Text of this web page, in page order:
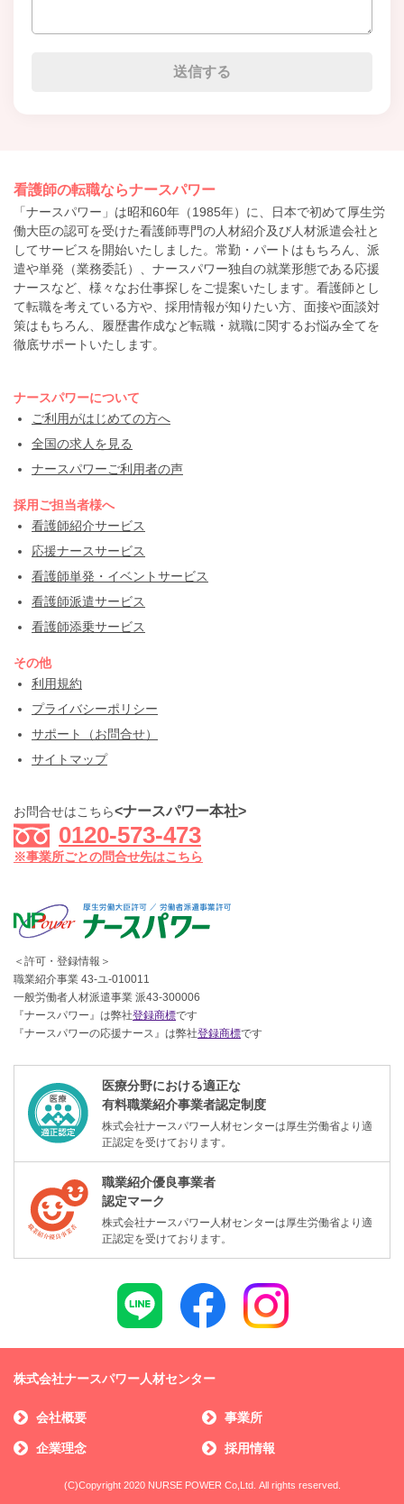
看護師の転職ならナースパワー
「ナースパワー」は昭和60年（1985年）に、日本で初めて厚生労
働大臣の認可を受けた看護師専門の人材紹介及び人材派遣会社と
してサービスを開始いたしました。常勤・パートはもちろん、派
遣や単発（業務委託）、ナースパワー独自の就業形態である応援
ナースなど、様々なお仕事探しをご提案いたします。看護師とし
て転職を考えている方や、採用情報が知りたい方、面接や面談対
策はもちろん、履歴書作成など転職・就職に関するお悩み全てを
徹底サポートいたします。
ナースパワーについて
ご利用がはじめての方へ
全国の求人を見る
ナースパワーご利用者の声
採用ご担当者様へ
看護師紹介サービス
応援ナースサービス
看護師単発・イベントサービス
看護師派遣サービス
看護師添乗サービス
その他
利用規約
プライバシーポリシー
サポート（お問合せ）
サイトマップ
お問合せはこちら<ナースパワー本社>
0120-573-473
※事業所ごとの問合せ先はこちら
＜許可・登録情報＞
職業紹介事業 43-ユ-010011
一般労働者人材派遣事業 派43-300006
『ナースパワー』は弊社登録商標です
『ナースパワーの応援ナース』は弊社登録商標です
医療分野における適正な
有料職業紹介事業者認定制度
株式会社ナースパワー人材センターは厚生労働省より適
正認定を受けております。
職業紹介優良事業者
認定マーク
株式会社ナースパワー人材センターは厚生労働省より適
正認定を受けております。
株式会社ナースパワー人材センター
会社概要 事業所
企業理念 採用情報
(C)Copyright 2020 NURSE POWER Co,Ltd. All rights reserved.